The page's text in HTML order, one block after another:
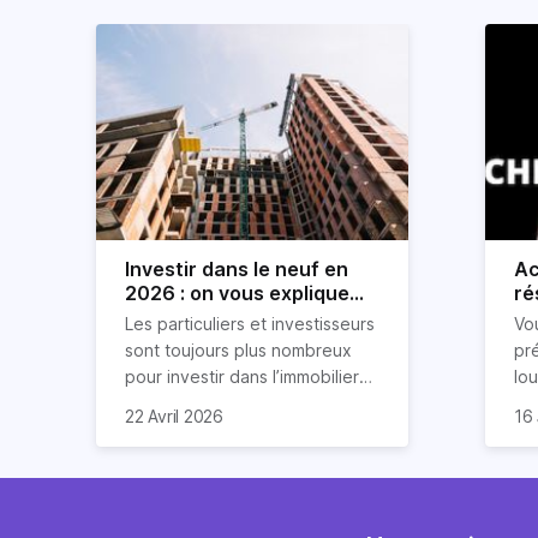
Investir dans le neuf en
2026 : on vous explique
tout !
Les particuliers et investisseurs
sont toujours plus nombreux
pour investir dans l’immobilier
expliquons tout dans cet
22 Avril 2026 16